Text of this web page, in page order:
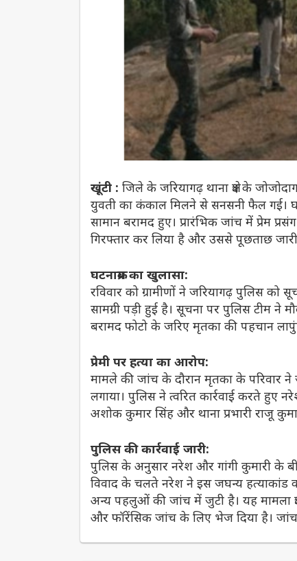
खूंटी : जिले के जरियागढ़ थाना क्षेत्र के
युवती का कंकाल मिलने से सनसनी फैल गई।
सामान बरामद हुए। प्रारंभिक जांच में प्रेम
गिरफ्तार कर लिया है और उससे पूछताछ
घटनाक्रम का खुलासा:
रविवार को ग्रामीणों ने जरियागढ़ पुलिस
सामग्री पड़ी हुई है। सूचना पर पुलिस टीम
बरामद फोटो के जरिए मृतका की पहचान लापुंग
प्रेमी पर हत्या का आरोप:
मामले की जांच के दौरान मृतका के परिवार ने
लगाया। पुलिस ने त्वरित कार्रवाई करते हुए
अशोक कुमार सिंह और थाना प्रभारी राजू
पुलिस की कार्रवाई जारी:
पुलिस के अनुसार नरेश और गांगी कुमारी के
विवाद के चलते नरेश ने इस जघन्य हत्याकांड
अन्य पहलुओं की जांच में जुटी है। यह मामला
और फॉरेंसिक जांच के लिए भेज दिया है। जांच